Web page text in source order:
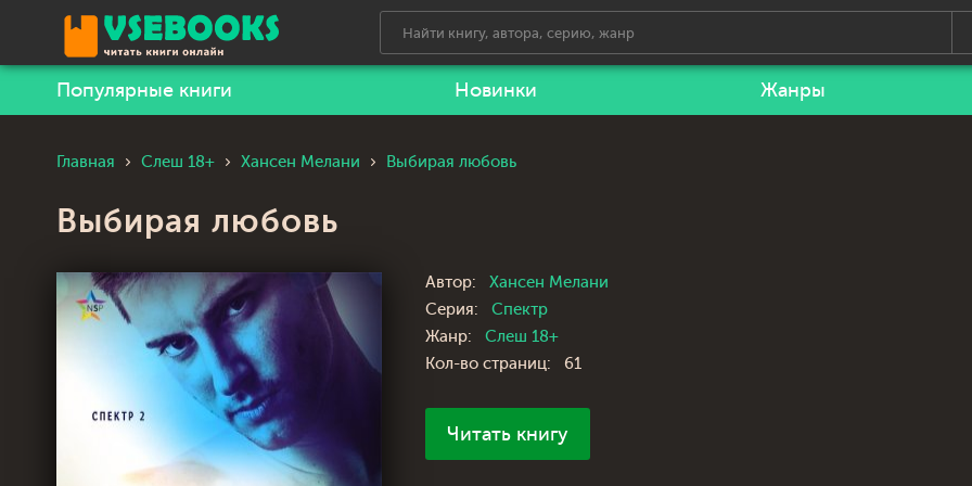
Популярные книги Новинки Жанры
Главная Слеш 18+ Хансен Мелани Выбирая любовь
Выбирая любовь
Автор:
Хансен Мелани
Серия:
Спектр
Жанр:
Слеш 18+
Кол-во страниц:
61
Читать книгу